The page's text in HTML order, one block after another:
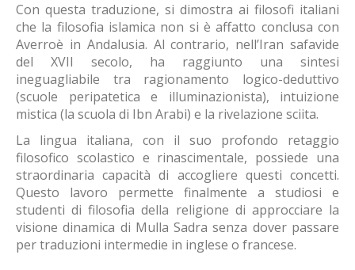
Con questa traduzione, si dimostra ai filosofi italiani
che la filosofia islamica non si è affatto conclusa con
Averroè in Andalusia. Al contrario, nell’Iran safavide
del XVII secolo, ha raggiunto una sintesi
ineguagliabile tra ragionamento logico-deduttivo
(scuole peripatetica e illuminazionista), intuizione
mistica (la scuola di Ibn Arabi) e la rivelazione sciita.
La lingua italiana, con il suo profondo retaggio
filosofico scolastico e rinascimentale, possiede una
straordinaria capacità di accogliere questi concetti.
Questo lavoro permette finalmente a studiosi e
studenti di filosofia della religione di approcciare la
visione dinamica di Mulla Sadra senza dover passare
per traduzioni intermedie in inglese o francese.